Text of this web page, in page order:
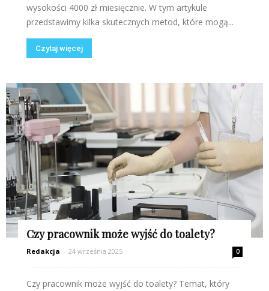
wysokości 4000 zł miesięcznie. W tym artykule
przedstawimy kilka skutecznych metod, które mogą...
Czytaj więcej
Czy pracownik może wyjść do toalety?
Redakcja - 24 września 2025 0
Czy pracownik może wyjść do toalety? Temat, który